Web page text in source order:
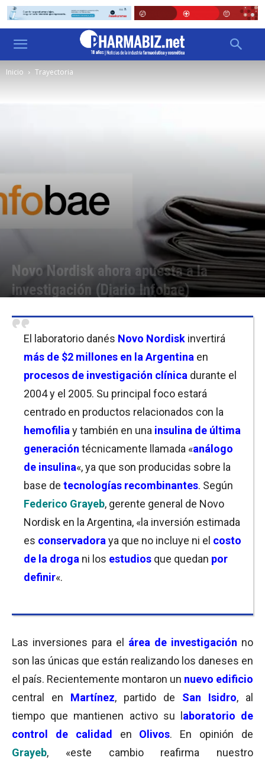
Inicio Trayectoria
Novo Nordisk ahora apuesta a la
investigación (Diario Infobae)
El laboratorio danés Novo Nordisk invertirá
más de $2 millones en la Argentina en
procesos de investigación clínica durante el
2004 y el 2005. Su principal foco estará
centrado en productos relacionados con la
hemofilia y también en una insulina de última
generación técnicamente llamada «análogo
de insulina«, ya que son producidas sobre la
base de tecnologías recombinantes. Según
Federico Grayeb, gerente general de Novo
Nordisk en la Argentina, «la inversión estimada
es conservadora ya que no incluye ni el costo
de la droga ni los estudios que quedan por
definir«.
Las inversiones para el área de investigación no
son las únicas que están realizando los daneses en
el país. Recientemente montaron un nuevo edificio
central en Martínez, partido de San Isidro, al
tiempo que mantienen activo su l aboratorio de
control de calidad
en Olivos. En opinión de
Grayeb, «este cambio reafirma nuestro